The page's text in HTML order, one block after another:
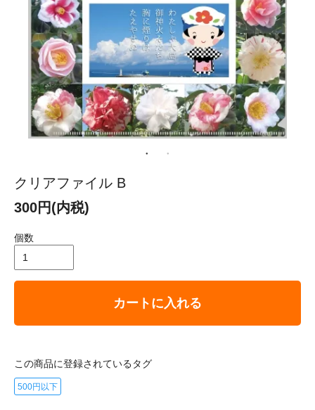
クリアファイル B
300円(内税)
個数
カートに入れる
この商品に登録されているタグ
500円以下